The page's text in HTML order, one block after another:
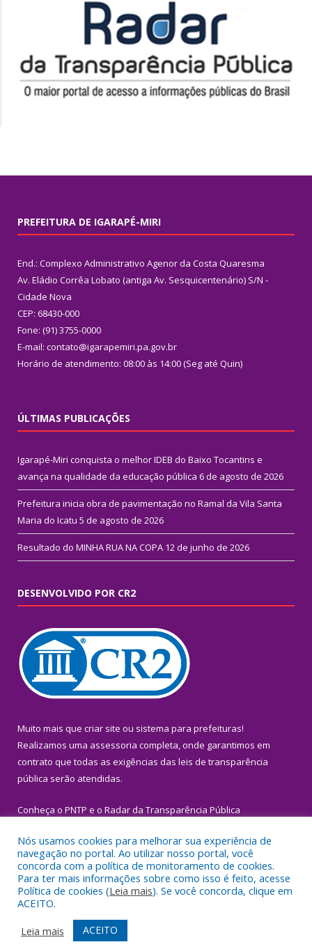
PREFEITURA DE IGARAPÉ-MIRI
End.: Complexo Administrativo Agenor da Costa Quaresma
Av. Eládio Corrêa Lobato (antiga Av. Sesquicentenário) S/N -
Cidade Nova
CEP: 68430-000
Fone: (91) 3755-0000
E-mail: contato@igarapemiri.pa.gov.br
Horário de atendimento: 08:00 às 14:00 (Seg até Quin)
ÚLTIMAS PUBLICAÇÕES
Igarapé-Miri conquista o melhor IDEB do Baixo Tocantins e
avança na qualidade da educação pública 6 de agosto de 2026
Prefeitura inicia obra de pavimentação no Ramal da Vila Santa
Maria do Icatu 5 de agosto de 2026
Resultado do MINHA RUA NA COPA 12 de junho de 2026
DESENVOLVIDO POR CR2
Muito mais que criar site ou sistema para prefeituras!
Realizamos uma assessoria completa, onde garantimos em
contrato que todas as exigências das leis de transparência
pública serão atendidas.
Conheça o PNTP e o Radar da Transparência Pública
Todos os direitos reservados a Prefeitura Municipal de Igarapé-
Miri.
Mapa do Site
Acessar Área Administrativa
Acessar Webmail
Nós usamos cookies para melhorar sua experiência de
navegação no portal. Ao utilizar nosso portal, você
concorda com a política de monitoramento de cookies.
Para ter mais informações sobre como isso é feito, acesse
Política de cookies (Leia mais). Se você concorda, clique em
ACEITO.
Leia mais
ACEITO